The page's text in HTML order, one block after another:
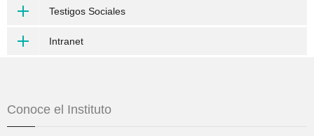
Testigos Sociales
Intranet
Conoce el Instituto